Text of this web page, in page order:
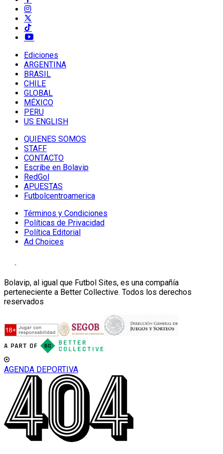
Ediciones
ARGENTINA
BRASIL
CHILE
GLOBAL
MÉXICO
PERU
US ENGLISH
QUIENES SOMOS
STAFF
CONTACTO
Escribe en Bolavip
RedGol
APUESTAS
Futbolcentroamerica
Términos y Condiciones
Políticas de Privacidad
Política Editorial
Ad Choices
Bolavip, al igual que Futbol Sites, es una compañía
perteneciente a Better Collective. Todos los derechos
reservados
AGENDA DEPORTIVA